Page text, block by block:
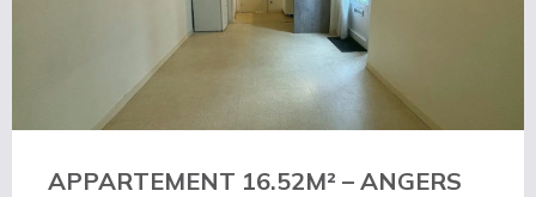
APPARTEMENT 16.52M² – ANGERS